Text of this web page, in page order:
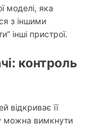
моделі, яка
з іншими
інші пристрої.
контроль
відкриває її
можна вимкнути